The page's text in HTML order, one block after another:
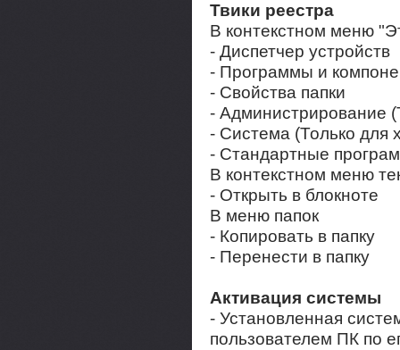
Твики реестра
В контекстном меню
- Диспетчер устройств
- Программы и
- Свойства папки
- Администрирование
- Система (Только для
- Стандартные
В контекстном меню
- Открыть в блокноте
В меню папок
- Копировать в папку
- Перенести в папку
Активация системы
- Установленная
пользователем ПК по